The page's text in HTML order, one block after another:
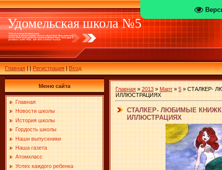
Удомельская школа №5
Главная||Регистрация|Вход
Меню сайта
Главная
Новости школы
История школы
Гордость школы
Наши выпускники
Наша газета
Атомкласс
Успех каждого ребенка
Главная » 2013 » Март » 5 » СТАЛКЕР-
ИЛЛЮСТРАЦИЯХ
СТАЛКЕР- ЛЮБИМЫЕ
ИЛЛЮСТРАЦИЯХ